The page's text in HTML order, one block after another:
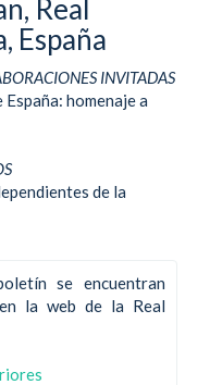
Real
España
INVITADAS
homenaje a
de la
se encuentran
la web de la Real